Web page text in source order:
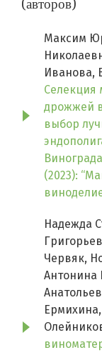
(авторов)
Максим
Иванова,
Селекция
дрожжей
выбор
(2023):
Надежда
Червяк,
Антонина